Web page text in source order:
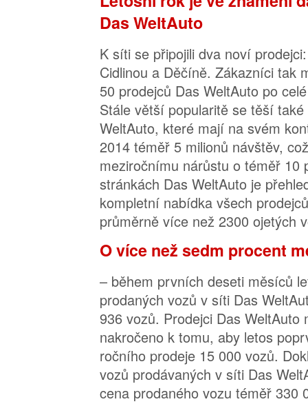
Das WeltAuto
K síti se připojili dva noví
Cidlinou a Děčíně. Zákazníci tak
50 prodejců Das WeltAuto po
Stále větší popularitě se těší
WeltAuto, které mají na svém
2014 téměř 5 milionů návštěv,
meziročnímu nárůstu o téměř 10
stránkách Das WeltAuto je
kompletní nabídka všech
průměrně více než 2300 ojetých
O více než sedm procent
– během prvních deseti měsíců
prodaných vozů v síti Das
936 vozů. Prodejci Das WeltAuto
nakročeno k tomu, aby letos
ročního prodeje 15 000 vozů.
vozů prodávaných v síti Das
cena prodaného vozu téměř 330